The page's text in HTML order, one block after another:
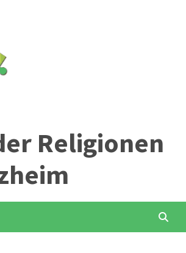
Religionen